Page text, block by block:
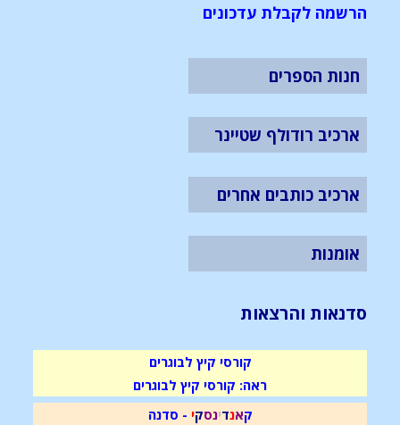
הרשמה לקבלת עדכונים
חנות הספרים
ארכיב רודולף שטיינר
ארכיב כותבים אחרים
אומנות
סדנאות והרצאות
קורסי קיץ לבוגרים
ראה: קורסי קיץ לבוגרים
קאנדינסקי - סדנה